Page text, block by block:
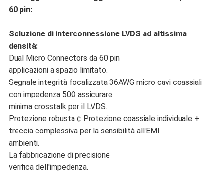
60 pin:
Soluzione di interconnessione LVDS ad altissima
densità:
Dual Micro Connectors da 60 pin
applicazioni a spazio limitato.
Segnale integrità focalizzata 36AWG micro cavi coassiali
con impedenza 50Ω assicurare
minima crosstalk per il LVDS.
Protezione robusta ¢ Protezione coassiale individuale +
treccia complessiva per la sensibilità all'EMI
ambienti.
La fabbricazione di precisione
verifica dell'impedenza.